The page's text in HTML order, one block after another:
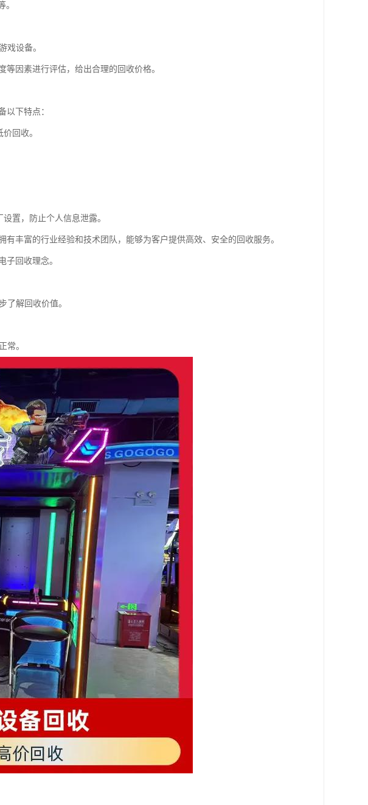
。
戏设备。
因素进行评估，给出合理的回收价格。
以下特点：
回收。
置，防止个人信息泄露。
丰富的行业经验和技术团队，能够为客户提供高效、安全的回收服务。
子回收理念。
了解回收价值。
常。